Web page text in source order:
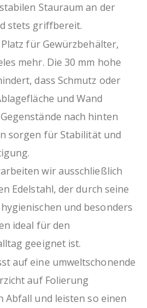
Stauraum an der
stets griffbereit.
für Gewürzbehälter,
mehr. Die 30 mm hohe
dass Schmutz oder
und Wand
nach hinten
sorgen für Stabilität und
wir ausschließlich
Edelstahl, der durch seine
und besonders
ideal für den
geeignet ist.
auf eine umweltschonende
auf Folierung
und leisten so einen